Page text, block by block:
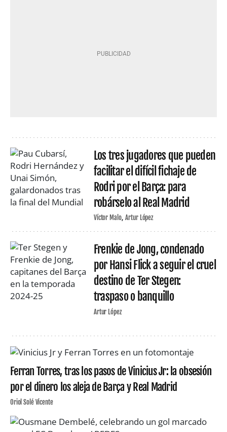
Los tres jugadores que pueden
facilitar el difícil fichaje de
Rodri por el Barça: para
robárselo al Real Madrid
Víctor Malo Artur López
Frenkie de Jong, condenado
por Hansi Flick a seguir el cruel
destino de Ter Stegen:
traspaso o banquillo
Artur López
Ferran Torres, tras los pasos de Vinicius Jr: la obsesión
por el dinero los aleja de Barça y Real Madrid
Oriol Solé Vicente